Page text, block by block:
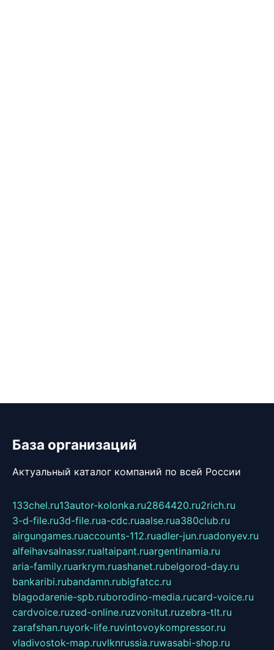
База организаций
Актуальный каталог компаний по всей России
133chel.ru13autor-kolonka.ru2864420.ru2rich.ru
3-d-file.ru3d-file.rua-cdc.ruaalse.rua380club.ru
airgungames.ruaccounts-112.ruadler-jun.ruadonyev.ru
alfeihavsalnassr.rualtaipant.ruargentinamia.ru
aria-family.ruarkrym.ruashanet.rubelgorod-day.ru
bankaribi.rubandamn.rubigfatcc.ru
blagodarenie-spb.ruborodino-media.rucard-voice.ru
cardvoice.ruzed-online.ruzvonitut.ruzebra-tlt.ru
zarafshan.ruyork-life.ruvintovoykompressor.ru
vladivostok-map.ruvlknrussia.ruwasabi-shop.ru